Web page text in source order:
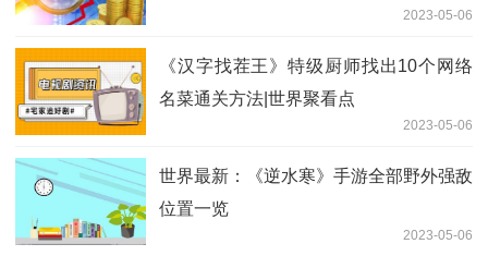
2023-05-06
《汉字找茬王》特级厨师找出10个网络
名菜通关方法|世界聚看点
2023-05-06
世界最新：《逆水寒》手游全部野外强敌
位置一览
2023-05-06